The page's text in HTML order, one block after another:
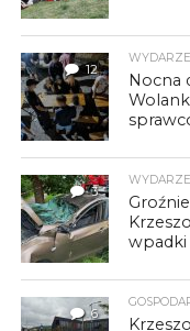
12
Nocna
3
wpadki
6